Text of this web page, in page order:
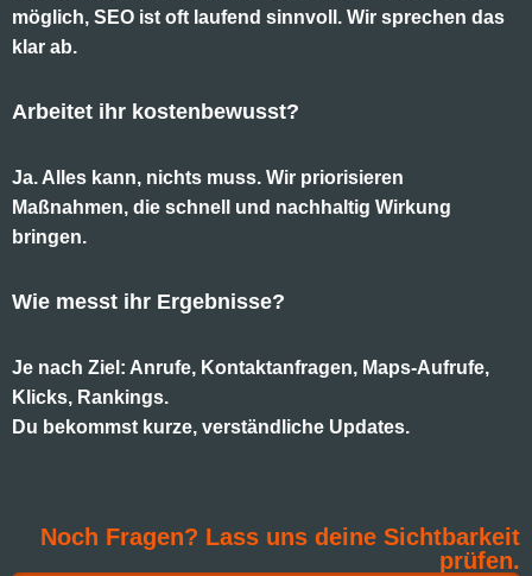
möglich, SEO ist oft laufend sinnvoll. Wir sprechen das
klar ab.
Arbeitet ihr kostenbewusst?
Ja. Alles kann, nichts muss. Wir priorisieren
Maßnahmen, die schnell und nachhaltig Wirkung
bringen.
Wie messt ihr Ergebnisse?
Je nach Ziel: Anrufe, Kontaktanfragen, Maps-Aufrufe,
Klicks, Rankings.
Du bekommst kurze, verständliche Updates.
Noch Fragen? Lass uns deine Sichtbarkeit
prüfen.